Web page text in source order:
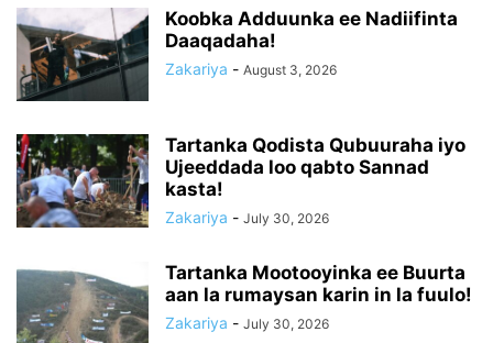
Koobka Adduunka ee Nadiifinta
Daaqadaha!
Zakariya - August 3, 2026
Tartanka Qodista Qubuuraha iyo
Ujeeddada loo qabto Sannad
kasta!
Zakariya - July 30, 2026
Tartanka Mootooyinka ee Buurta
aan la rumaysan karin in la fuulo!
Zakariya - July 30, 2026